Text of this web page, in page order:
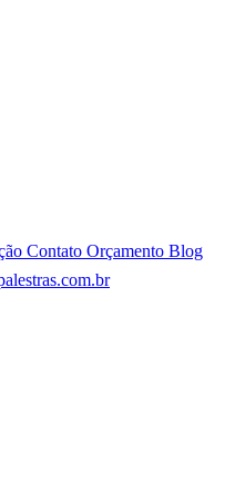
Contato Orçamento Blog